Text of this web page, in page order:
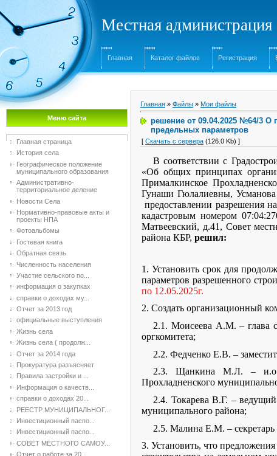
Местная администрация
Главная Каталог файлов Регистрация
Меню сайта
Главная страница
История села
Географическое положение
муниципального образования
Административно-
территориальное деление
Новости Села
Нормативно-правовые акты и
проекты НПА
Фотоальбомы
Гостевая книга
Обратная связь
Численность населения
Участие сельского по...
информация о закупках
справки о доходах му...
Отчет за 2013 год
официальные выступления
Жизнь села
Жизнь села ( продолж...
Отчет за 2014 года
Прокуратура разъясняет
Правила застройки и ...
Информация о качеств...
справки о доходах 20...
РЕЕСТР МУНИЦИПАЛЬНОГ...
Инвестиционный паспо...
Инвестиционный паспо...
СОВЕТ МЕСТНОГО САМОУ...
Отчет о работе за 20...
Главная » Файлы » Мои файлы
решение от 09.04.2025 №64/3 О
предельных параметров
[ Скачать с сервера (126.0 Kb) ]
В соответствии с
«Об общих принципах
Прималкинское
Гунаши Гюлалиевны,
предоставлении разрешения
кадастровым номером
Матвеевский, д.41, Совет
района КБР, решил:
1. Установить срок для
параметров разрешенного
по 12.05.2025г.
2. Создать организационный
2.1. Моисеева А.М. – глава
оргкомитета;
2.2. Федченко Е.В. –
2.3. Щанкина М.Л. – и.о.
Прохладненского
2.4. Токарева В.Г. –
муниципального района;
2.5. Малина Е.М. – секретарь
3. Установить, что